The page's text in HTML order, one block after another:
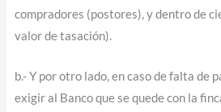
compradores (postores), y dentro de
valor de tasación).
b.- Y por otro lado, en caso de falta de
exigir al Banco que se quede con la